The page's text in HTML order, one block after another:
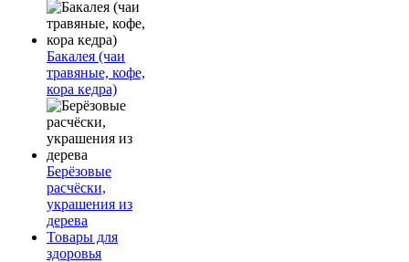
Бакалея (чаи
травяные, кофе,
кора кедра)
Берёзовые
расчёски,
украшения из
дерева
Товары для
здоровья